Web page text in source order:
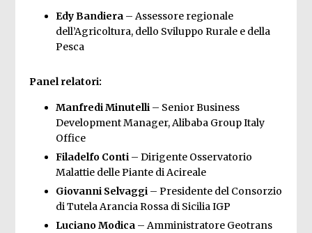
Edy Bandiera – Assessore regionale
dell’Agricoltura, dello Sviluppo Rurale e della
Pesca
Panel relatori:
Manfredi Minutelli – Senior Business
Development Manager, Alibaba Group Italy
Office
Filadelfo Conti – Dirigente Osservatorio
Malattie delle Piante di Acireale
Giovanni Selvaggi – Presidente del Consorzio
di Tutela Arancia Rossa di Sicilia IGP
Luciano Modica – Amministratore Geotrans